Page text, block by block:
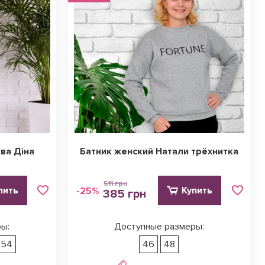
Діна
54
Батник женский Натали трёхнитка
-25%
511 грн
385 грн Купить
Доступные размеры:
46
48